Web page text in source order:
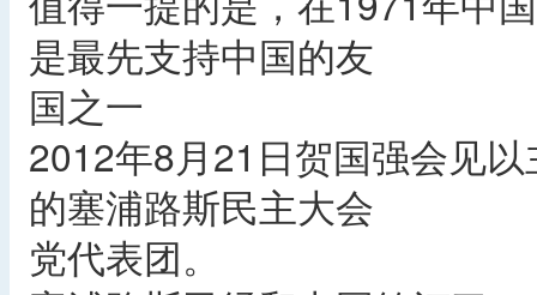
是最先支持中国的友
国之一
2012年8月21日贺国强会见
的塞浦路斯民主大会
党代表团。